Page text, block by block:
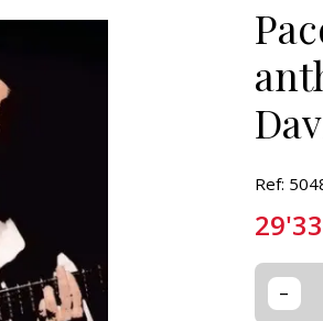
Ref:
29'33
-